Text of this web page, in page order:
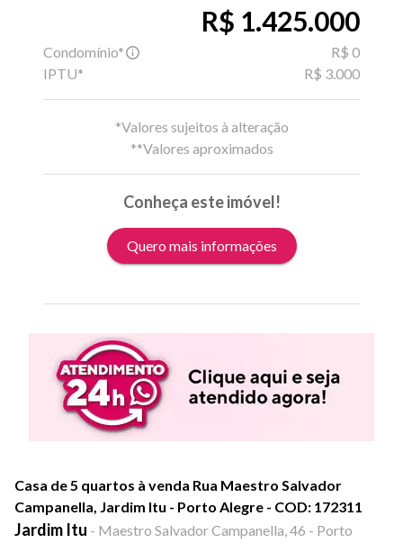
R$ 1.425.000
Condomínio*
R$ 0
IPTU*
R$ 3.000
*Valores sujeitos à alteração
**Valores aproximados
Conheça este imóvel!
Quero mais informações
Casa de 5 quartos à venda Rua Maestro Salvador
Campanella, Jardim Itu - Porto Alegre - COD: 172311
Jardim Itu - Maestro Salvador Campanella, 46 - Porto